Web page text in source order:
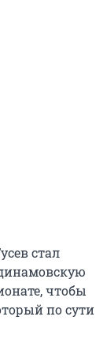
стал
чтобы
по сути